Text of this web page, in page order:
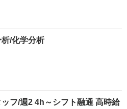
/化学分析
フ/週2 4h～シフト融通 高時給